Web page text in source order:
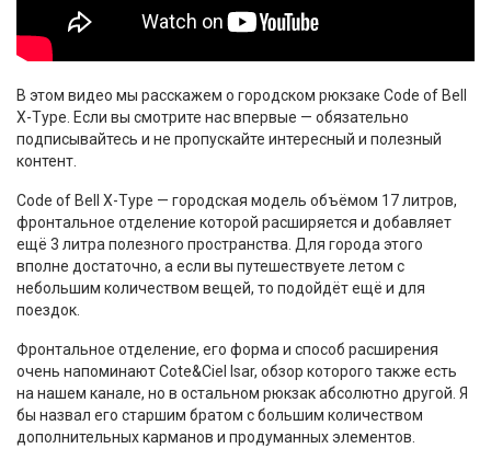
В этом видео мы расскажем о городском рюкзаке Code of Bell
X-Type. Если вы смотрите нас впервые — обязательно
подписывайтесь и не пропускайте интересный и полезный
контент.
Code of Bell X-Type — городская модель объёмом 17 литров,
фронтальное отделение которой расширяется и добавляет
ещё 3 литра полезного пространства. Для города этого
вполне достаточно, а если вы путешествуете летом с
небольшим количеством вещей, то подойдёт ещё и для
поездок.
Фронтальное отделение, его форма и способ расширения
очень напоминают Cote&Ciel Isar, обзор которого также есть
на нашем канале, но в остальном рюкзак абсолютно другой. Я
бы назвал его старшим братом с большим количеством
дополнительных карманов и продуманных элементов.